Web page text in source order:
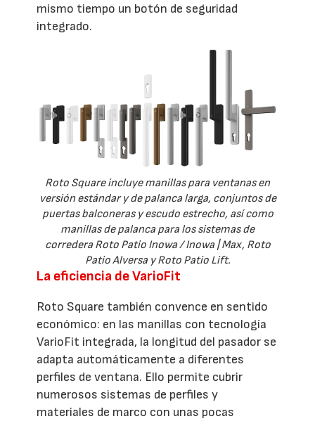
mismo tiempo un botón de seguridad
integrado.
Roto Square incluye manillas para ventanas en
versión estándar y de palanca larga, conjuntos de
puertas balconeras y escudo estrecho, así como
manillas de palanca para los sistemas de
corredera Roto Patio Inowa / Inowa | Max, Roto
Patio Alversa y Roto Patio Lift.
La eficiencia de VarioFit
Roto Square también convence en sentido
económico: en las manillas con tecnología
VarioFit integrada, la longitud del pasador se
adapta automáticamente a diferentes
perfiles de ventana. Ello permite cubrir
numerosos sistemas de perfiles y
materiales de marco con unas pocas